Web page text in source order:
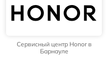
Сервисный центр Honor в
Барнауле